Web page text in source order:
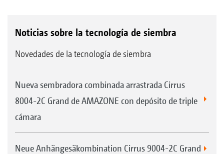
Noticias sobre la tecnología de siembra
Novedades de la tecnología de siembra
Nueva sembradora combinada arrastrada Cirrus
8004-2C Grand de AMAZONE con depósito de triple
cámara
Neue Anhängesäkombination Cirrus 9004-2C Grand